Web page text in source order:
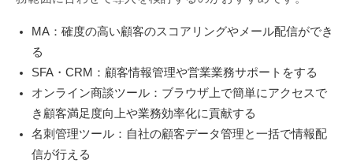
MA：確度の高い顧客のスコアリングやメール配信ができ
る
SFA・CRM：顧客情報管理や営業業務サポートをする
オンライン商談ツール：ブラウザ上で簡単にアクセスで
き顧客満足度向上や業務効率化に貢献する
名刺管理ツール：自社の顧客データ管理と一括で情報配
信が行える